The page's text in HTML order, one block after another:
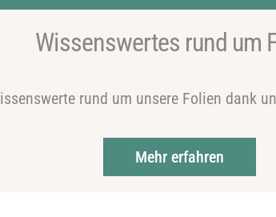
Wissenswertes rund um
rund um unsere Folien dank
Mehr erfahren